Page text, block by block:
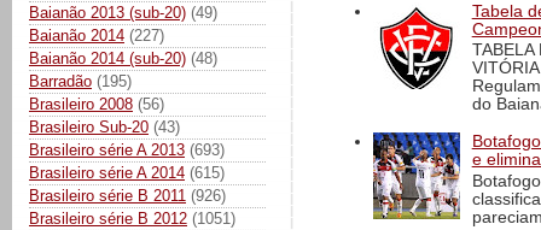
Baianão 2013 (sub-20) (49)
Baianão 2014 (227)
Baianão 2014 (sub-20) (48)
Barradão (195)
Brasileiro 2008 (56)
Brasileiro Sub-20 (43)
Brasileiro série A 2013 (693)
Brasileiro série A 2014 (615)
Brasileiro série B 2011 (926)
Brasileiro série B 2012 (1051)
Tabela
TABELA
do
e